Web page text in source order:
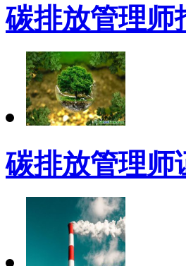
碳排放管理师
碳排放管理师